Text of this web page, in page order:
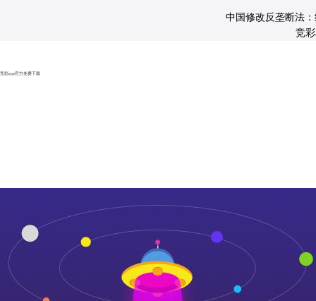
中国修改反垄断法
竞
竞彩app官方免费下载